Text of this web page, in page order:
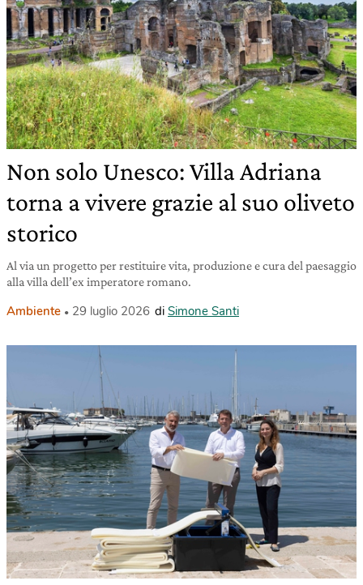
Non solo Unesco: Villa Adriana
torna a vivere grazie al suo oliveto
storico
Al via un progetto per restituire vita, produzione e cura del paesaggio
alla villa dell’ex imperatore romano.
Ambiente 29 luglio 2026 di Simone Santi